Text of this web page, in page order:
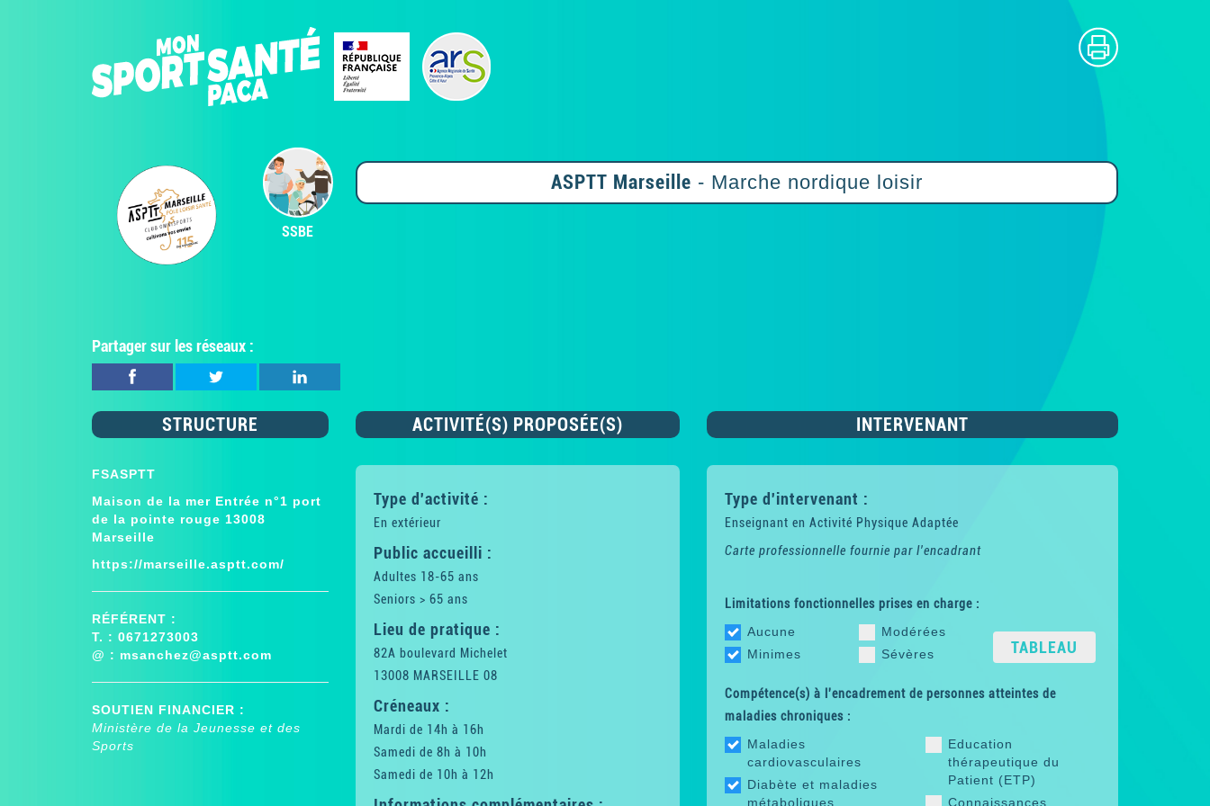
SSBE
ASPTT Marseille - Marche nordique loisir
Partager sur les réseaux :
STRUCTURE
FSASPTT
Maison de la mer Entrée n°1 port
de la pointe rouge 13008
Marseille
https://marseille.asptt.com/
RÉFÉRENT :
T. : 0671273003
@ : msanchez@asptt.com
SOUTIEN FINANCIER :
Ministère de la Jeunesse et des
Sports
ACTIVITÉ(S) PROPOSÉE(S)
Type d'activité :
En extérieur
Public accueilli :
Adultes 18-65 ans
Seniors > 65 ans
Lieu de pratique :
82A boulevard Michelet
13008 MARSEILLE 08
Créneaux :
Mardi de 14h à 16h
Samedi de 8h à 10h
Samedi de 10h à 12h
INTERVENANT
Type d'intervenant :
Enseignant en Activité Physique Adaptée
Carte professionnelle fournie par l'encadrant
Limitations fonctionnelles prises en charge :
Aucune
Minimes
Modérées
Sévères
TABLEAU
Compétence(s) à l'encadrement de personnes atteintes de
maladies chroniques :
Maladies
cardiovasculaires
Diabète et maladies
métaboliques
Education
thérapeutique du
Patient (ETP)
Connaissances